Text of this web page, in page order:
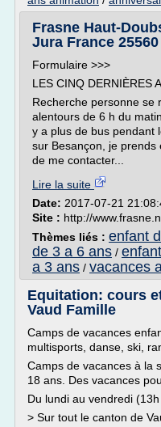
Frasne Haut-
Jura France 25560
Formulaire >>>
LES CINQ DERNIÈRES
Recherche personne se
alentours de 6 h du
y a plus de bus pendant
sur Besançon, je
de me contacter...
Lire la suite
Date: 2017-07-21
Site : http://
Thèmes liés : enfant
de 3 a 6 ans /
a 3 ans / vacances
Equitation: cours
Vaud Famille
Camps de vacances
multisports, danse, ski,
Camps de vacances à la
18 ans. Des vacances
Du lundi au vendredi
> Sur tout le canton de